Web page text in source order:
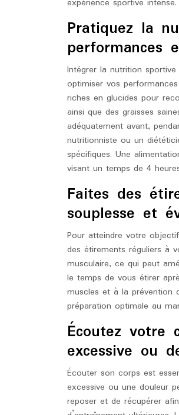
expérience sportive intense.
Pratiquez la
performances
Intégrer la nutrition
optimiser vos
riches en glucides pour
ainsi que des graisses
adéquatement avant,
nutritionniste ou un
spécifiques. Une
visant un temps de 4
Faites des
souplesse et
Pour atteindre votre
des étirements réguliers à
musculaire, ce qui peut
le temps de vous étirer
muscles et à la prévention
préparation optimale au
Écoutez votre
excessive ou
Écouter son corps est
excessive ou une douleur
reposer et de récupérer